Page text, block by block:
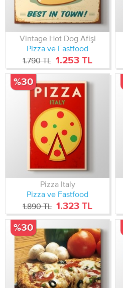
Vintage Hot Dog Afişi
Pizza ve Fastfood
1.790 TL 1.253 TL
Pizza Italy
Pizza ve Fastfood
1.890 TL 1.323 TL
%30
%30